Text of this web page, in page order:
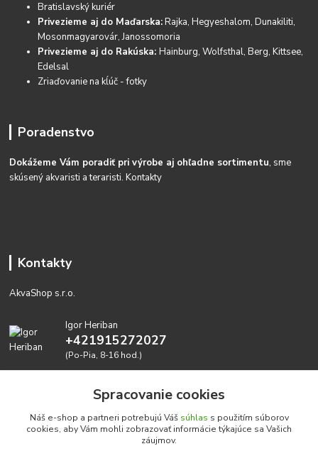
Bratislavský kuriér
Privezieme aj do Maďarska:Rajka, Hegyeshalom, Dunakiliti,
Mosonmagyarovár, Janossomoria
Privezieme aj do Rakúska:Hainburg, Wolfsthal, Berg, Kittsee,
Edelsal
Zriaďovanie na kĺúč - fotky
Poradenstvo
Dokážeme Vám poradiť pri výrobe aj ohľadne sortimentu, sme
skúsený akvaristi a teraristi.Kontakty
Kontakty
AkvaShop s.r.o.
Igor Heriban
+421915272027
(Po-Pia, 8-16 hod.)
Spracovanie cookies
Náš e-shop a partneri potrebujú Váš súhlas s použitím súborov
cookies, aby Vám mohli zobrazovať informácie týkajúce sa Vašich
záujmov.